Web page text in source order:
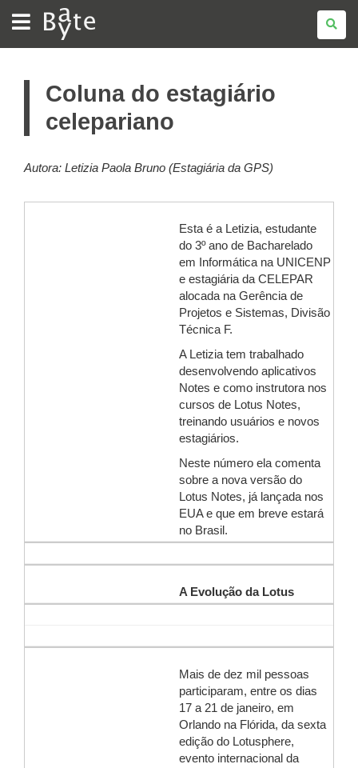
BATE
BYTE
Coluna do estagiário
celepariano
Autora: Letizia Paola Bruno (Estagiária da GPS)
Esta é a Letizia, estudante
do 3º ano de Bacharelado
em Informática na UNICENP
e estagiária da CELEPAR
alocada na Gerência de
Projetos e Sistemas, Divisão
Técnica F.
A Letizia tem trabalhado
desenvolvendo aplicativos
Notes e como instrutora nos
cursos de Lotus Notes,
treinando usuários e novos
estagiários.
Neste número ela comenta
sobre a nova versão do
Lotus Notes, já lançada nos
EUA e que em breve estará
no Brasil.
A Evolução da Lotus
Mais de dez mil pessoas
participaram, entre os dias
17 a 21 de janeiro, em
Orlando na Flórida, da sexta
edição do Lotusphere,
evento internacional da